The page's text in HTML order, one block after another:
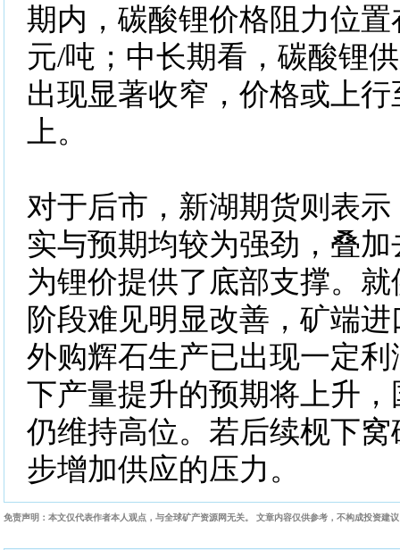
期内，碳酸锂价格阻力位置
元/吨；中长期看，碳酸锂
出现显著收窄，价格或上
上。
对于后市，新湖期货则表
实与预期均较为强劲，叠
为锂价提供了底部支撑。
阶段难见明显改善，矿端
外购辉石生产已出现一定
下产量提升的预期将上升
仍维持高位。若后续枧下
步增加供应的压力。
免责声明：本文仅代表作者本人观点，与全球矿产资源网无关。 文章内容仅供参考，不构成投资建